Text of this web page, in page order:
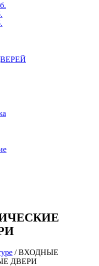
/ ВХОДНЫЕ
ДВЕРИ